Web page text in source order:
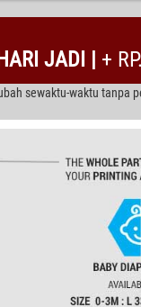
JADI | +
sewaktu-waktu tanpa